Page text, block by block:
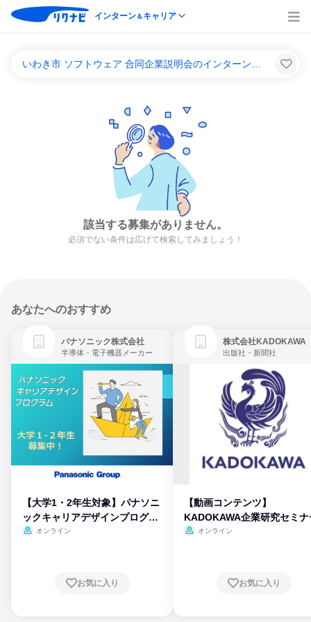
インターン＆キャリア
該当する募集がありません。
必須でない条件は広げて検索してみましょう！
あなたへのおすすめ
パナソニック株式会社
半導体・電子機器メーカー
【大学1・2年生対象】パナソニ
ックキャリアデザインプログラ
ム
オンライン
お気に入り
株式会社KADOKAWA
出版社・新聞社
【動画コンテンツ】
KADOKAWA企業研究セミナ
オンライン
お気に入り